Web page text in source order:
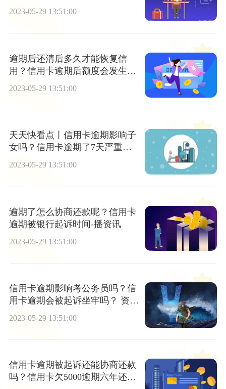
2023-05-29 13:51:00
逾期后还清后多久才能恢复信
用？信用卡逾期后额度会发生变
2023-05-29 13:51:00
天天快看点丨信用卡逾期影响子
女吗？信用卡逾期了7天严重
吗？
2023-05-29 13:51:00
逾期了怎么协商还款呢？信用卡
逾期被银行起诉时间-播资讯
2023-05-29 13:51:00
信用卡逾期影响考公务员吗？信
用卡逾期会被起诉坐牢吗？ 资讯
2023-05-29 13:51:00
信用卡逾期被起诉还能协商还款
吗？信用卡欠5000逾期六年还会